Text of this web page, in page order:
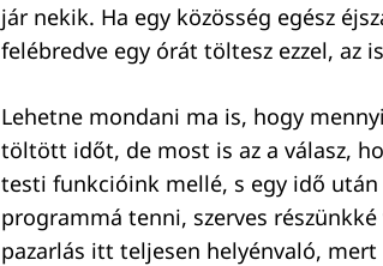
jár nekik. Ha egy közösség egész
felébredve egy órát töltesz ezzel, az
Lehetne mondani ma is, hogy
töltött időt, de most is az a válasz,
testi funkcióink mellé, s egy idő
programmá tenni, szerves
pazarlás itt teljesen helyénvaló,